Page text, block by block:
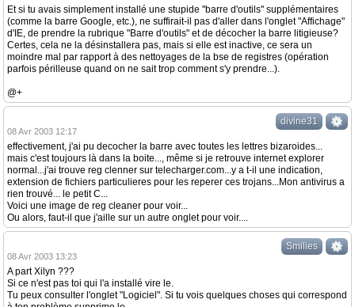
Et si tu avais simplement installé une stupide "barre d'outils" supplémentaires
(comme la barre Google, etc.), ne suffirait-il pas d'aller dans l'onglet "Affichage"
d'IE, de prendre la rubrique "Barre d'outils" et de décocher la barre litigieuse?
Certes, cela ne la désinstallera pas, mais si elle est inactive, ce sera un
moindre mal par rapport à des nettoyages de la bse de registres (opération
parfois périlleuse quand on ne sait trop comment s'y prendre...).
@+
divine31
08 Avr 2003 12:17
effectivement, j'ai pu decocher la barre avec toutes les lettres bizaroides...
mais c'est toujours là dans la boite..., même si je retrouve internet explorer
normal...j'ai trouve reg clenner sur telecharger.com...y a t-il une indication,
extension de fichiers particulieres pour les reperer ces trojans...Mon antivirus a
rien trouvé... le petit C...
Voici une image de reg cleaner pour voir...
Ou alors, faut-il que j'aille sur un autre onglet pour voir....
Smilies
08 Avr 2003 13:23
A part Xilyn ???
Si ce n'est pas toi qui l'a installé vire le.
Tu peux consulter l'onglet "Logiciel". Si tu vois quelques choses qui correspond